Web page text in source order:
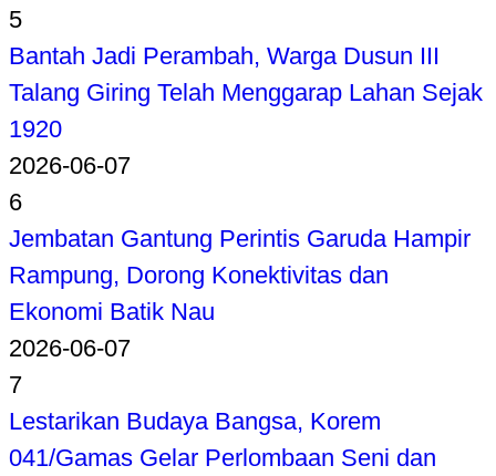
5
Bantah Jadi Perambah, Warga Dusun III
Talang Giring Telah Menggarap Lahan Sejak
1920
2026-06-07
6
Jembatan Gantung Perintis Garuda Hampir
Rampung, Dorong Konektivitas dan
Ekonomi Batik Nau
2026-06-07
7
Lestarikan Budaya Bangsa, Korem
041/Gamas Gelar Perlombaan Seni dan